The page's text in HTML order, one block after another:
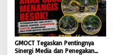
GMOCT Tegaskan Pentingnya
Sinergi Media dan Penegakan